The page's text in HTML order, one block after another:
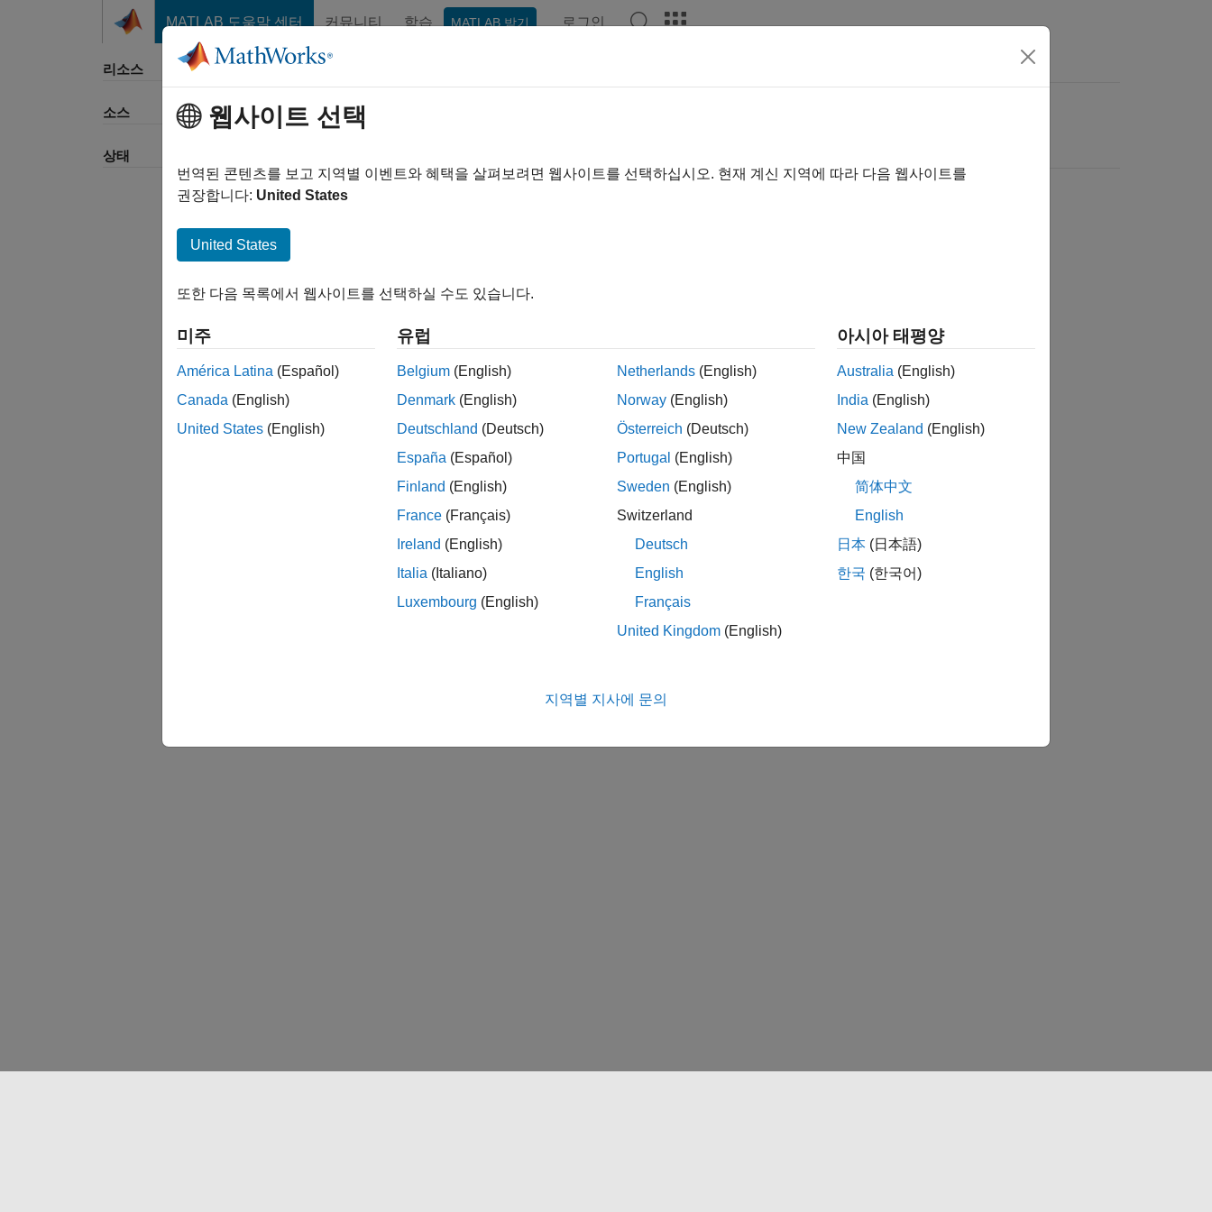
MATLAB 도움말 센터 커뮤니티 학습 MATLAB 받기 로그인
리소스
소스
상태
웹사이트 선택
번역된 콘텐츠를 보고 지역별 이벤트와 혜택을 살펴보려면 웹사이트를 선택하십시오. 현재 계신 지역에 따라 다음 웹사이트를
권장합니다: United States
United States
또한 다음 목록에서 웹사이트를 선택하실 수도 있습니다.
미주
América Latina (Español)
Canada (English)
United States (English)
유럽
Belgium (English)
Denmark (English)
Deutschland (Deutsch)
España (Español)
Finland (English)
France (Français)
Ireland (English)
Italia (Italiano)
Luxembourg (English)
Netherlands (English)
Norway (English)
Österreich (Deutsch)
Portugal (English)
Sweden (English)
Switzerland
Deutsch
English
Français
United Kingdom (English)
아시아 태평양
Australia (English)
India (English)
New Zealand (English)
中国
简体中文
English
日本 (日本語)
한국 (한국어)
지역별 지사에 문의